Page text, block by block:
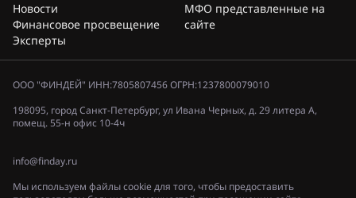
Новости
Финансовое просвещение
Эксперты
МФО представленные на
сайте
ООО "ФИНДЕЙ" ИНН:7805807456 ОГРН:1237800079010
198095, город Санкт-Петербург, ул Ивана Черных, д. 29 литера А,
помещ. 55-н офис 10-4ч
info@finday.ru
Мы используем файлы cookie для того, чтобы предоставить